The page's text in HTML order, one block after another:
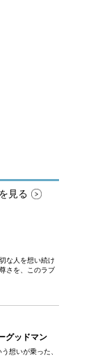
見る
な人を想い続け
さを、このラブ
グッドマン
想いが乗った、